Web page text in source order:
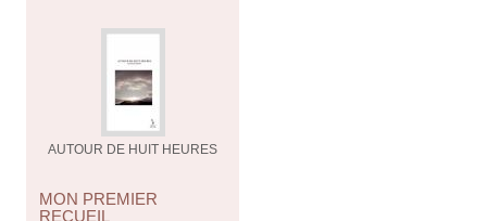
AUTOUR DE HUIT HEURES
MON PREMIER
RECUEIL